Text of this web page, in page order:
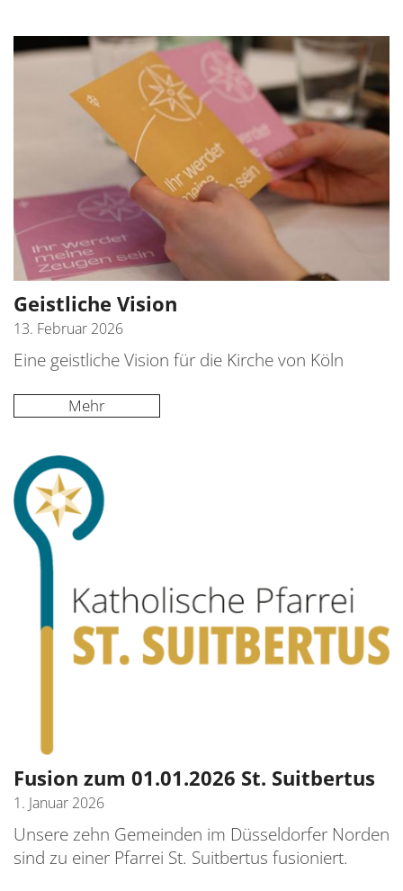
Geistliche Vision
13. Februar 2026
Eine geistliche Vision für die Kirche von Köln
Mehr
Fusion zum 01.01.2026 St. Suitbertus
1. Januar 2026
Unsere zehn Gemeinden im Düsseldorfer Norden
sind zu einer Pfarrei St. Suitbertus fusioniert.